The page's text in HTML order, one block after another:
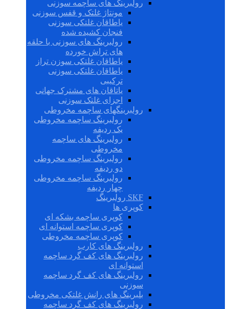
رولبرینگ های ساچمه سوزنی
مونتاژ غلتک و قفس سوزنی
یاطاقان غلتکی سوزنی
فنجان کشیده شده
رولبرینگ های سوزنی با حلقه
های تراش خورده
یاطاقان غلتکی سوزن تراز
یاطاقان غلتکی سوزنی
ترکیبی
یاتاقان های مشترک جهانی
اجزای غلتک سوزنی
رولبرینگهای ساچمه مخروطی
رولبرینگ ساچمه مخروطی
یک ردیفه
رولبرینگ های ساچمه
مخروطی
رولبرینگ ساچمه مخروطی
دو ردیفه
رولبرینگ ساچمه مخروطی
چهار ردیفه
SKF رولبرینگ
کوپری ها
کوپری ساچمه بشکه ای
کوپری ساچمه استوانه ای
کوپری ساچمه مخروطی
رولبرینگ های کارب
رولبرینگ های کف گرد ساچمه
استوانه ای
رولبرینگ های کف گرد ساچمه
سوزنی
بلبرینگ های رانش غلتکی مخروطی
رولبرینگ های کف گرد ساچمه